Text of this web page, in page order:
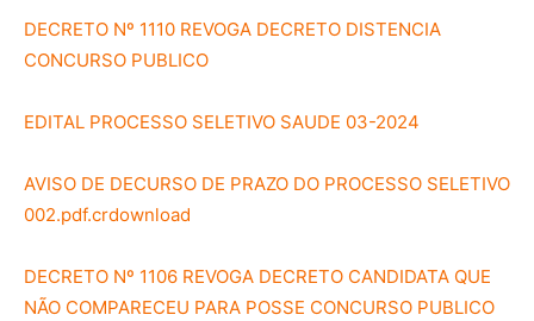
DECRETO Nº 1110 REVOGA DECRETO DISTENCIA
CONCURSO PUBLICO
EDITAL PROCESSO SELETIVO SAUDE 03-2024
AVISO DE DECURSO DE PRAZO DO PROCESSO SELETIVO
002.pdf.crdownload
DECRETO Nº 1106 REVOGA DECRETO CANDIDATA QUE
NÃO COMPARECEU PARA POSSE CONCURSO PUBLICO